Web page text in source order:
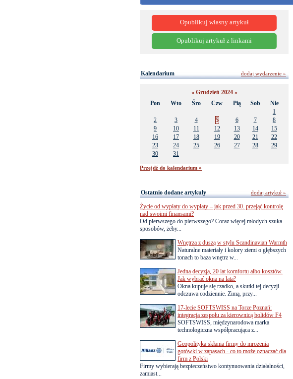
Opublikuj własny artykuł
Opublikuj artykuł z linkami
Kalendarium
«Grudzień 2024 »
Pon
Wto Śro Czw Pią Sob
Nie
1
2
3 4 5 6 7
8
9
10 11 12 13 14
15
16
17 18 19 20 21
22
23
24 25 26 27 28
29
30
31
Przejdź do kalendarium »
dodaj wydarzenie »
Ostatnio dodane artykuły
Życie od wypłaty do wypłaty – jak przed 30. przejąć kontrolę
nad swoimi finansami?
Od pierwszego do pierwszego? Coraz więcej młodych szuka
sposobów, żeby...
Wnętrza z duszą w stylu Scandinavian Warmth
Naturalne materiały i kolory ziemi o głębszych
tonach to baza wnętrz w...
Jedna decyzja, 20 lat komfortu albo kosztów.
Jak wybrać okna na lata?
Okna kupuje się rzadko, a skutki tej decyzji
odczuwa codziennie. Zimą, przy...
17-lecie SOFTSWISS na Torze Poznań:
integracja zespołu za kierownicą bolidów F4
SOFTSWISS, międzynarodowa marka
technologiczna współpracująca z...
Geopolityka skłania firmy do mrożenia
gotówki w zapasach - co to może oznaczać dla
firm z Polski
Firmy wybierają bezpieczeństwo kontynuowania działalności,
zamiast...
dodaj artykuł »